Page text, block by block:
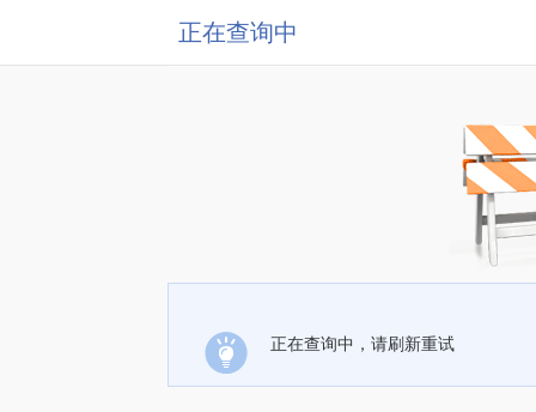
正在查询中
正在查询中，请刷新重试